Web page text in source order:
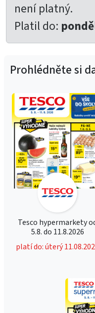
není platný.
Platil do:
Prohlédněte si
Tesco hypermarkety
5.8. do 11.8.2026
platí do: úterý